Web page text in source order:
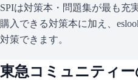
SPIは対策本・問題集が最も充
購入できる対策本に加え、
対策できます。
東急コミュニティー